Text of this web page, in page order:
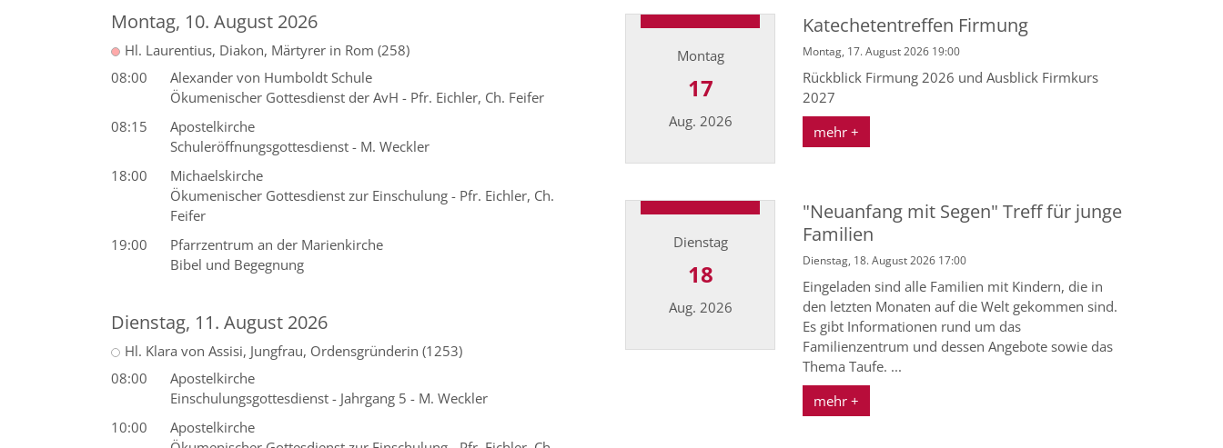
Montag, 10. August 2026
Hl. Laurentius, Diakon, Märtyrer in Rom (258)
08:00
Alexander von Humboldt Schule
Ökumenischer Gottesdienst der AvH - Pfr. Eichler, Ch. Feifer
08:15
Apostelkirche
Schuleröffnungsgottesdienst - M. Weckler
18:00
Michaelskirche
Ökumenischer Gottesdienst zur Einschulung - Pfr. Eichler, Ch.
Feifer
19:00
Pfarrzentrum an der Marienkirche
Bibel und Begegnung
Dienstag, 11. August 2026
Hl. Klara von Assisi, Jungfrau, Ordensgründerin (1253)
08:00
Apostelkirche
Einschulungsgottesdienst - Jahrgang 5 - M. Weckler
10:00
Apostelkirche
Montag
17
Aug. 2026
Katechetentreffen Firmung
Montag, 17. August 2026 19:00
Rückblick Firmung 2026 und Ausblick Firmkurs
2027
mehr +
Dienstag
18
Aug. 2026
"Neuanfang mit Segen" Treff für junge
Familien
Dienstag, 18. August 2026 17:00
Eingeladen sind alle Familien mit Kindern, die in
den letzten Monaten auf die Welt gekommen sind.
Es gibt Informationen rund um das
Familienzentrum und dessen Angebote sowie das
Thema Taufe. ...
mehr +